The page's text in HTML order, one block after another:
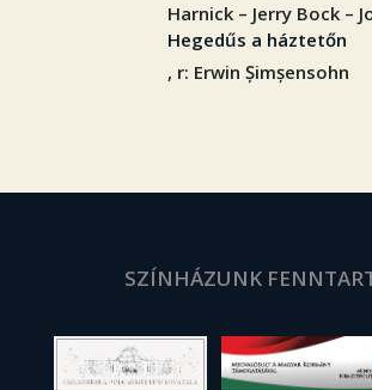
Harnick – Jerry Bock –
Hegedűs a háztetőn
, r: Erwin Șimșensohn
SZÍNHÁZUNK